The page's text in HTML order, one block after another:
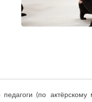
(по актёрскому